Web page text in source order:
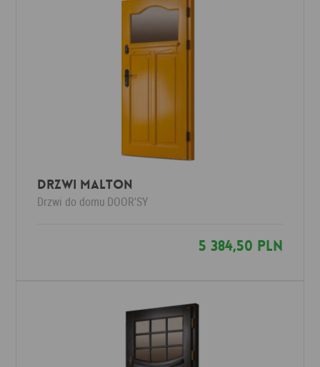
Drzwi MALTON
Drzwi do domu DOOR'SY
5 384,50 PLN